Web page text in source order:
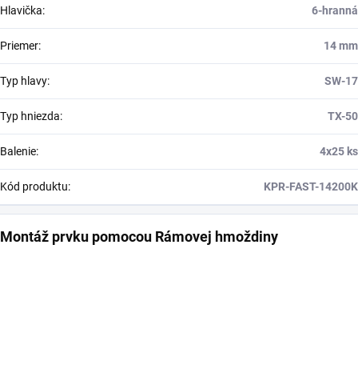
Hlavička: 6-hranná
Priemer: 14 mm
Typ hlavy: SW-17
Typ hniezda: TX-50
Balenie: 4x25 ks
Kód produktu: KPR-FAST-14200K
Montáž prvku pomocou Rámovej hmoždiny